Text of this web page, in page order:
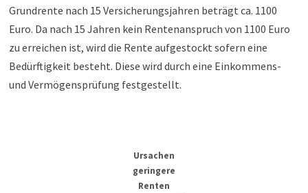
Grundrente nach 15 Versicherungsjahren beträgt ca. 1100
Euro. Da nach 15 Jahren kein Rentenanspruch von 1100 Euro
zu erreichen ist, wird die Rente aufgestockt sofern eine
Bedürftigkeit besteht. Diese wird durch eine Einkommens-
und Vermögensprüfung festgestellt.
Ursachen
geringere
Renten